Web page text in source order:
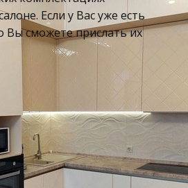
Если у Вас уже есть
Вы сможете прислать их